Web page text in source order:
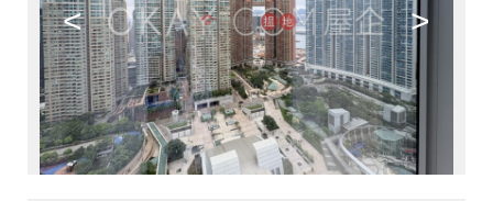
< >